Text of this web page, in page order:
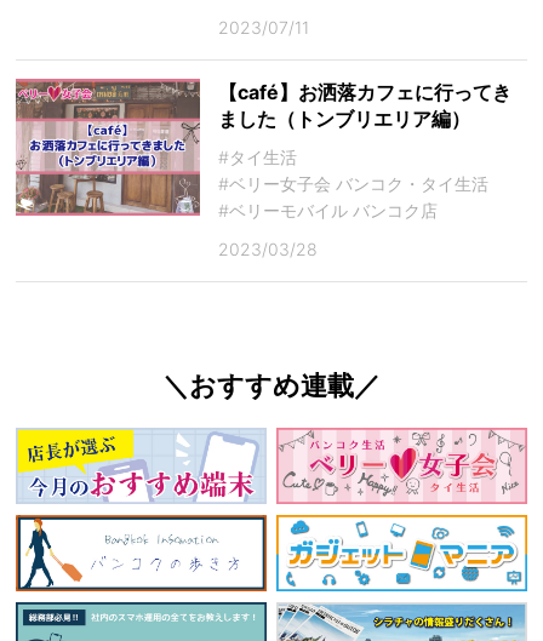
2023/07/11
【café】お洒落カフェに行ってき
ました（トンブリエリア編）
#タイ生活
#ベリー女子会 バンコク・タイ生活
#ベリーモバイル バンコク店
2023/03/28
＼おすすめ連載／